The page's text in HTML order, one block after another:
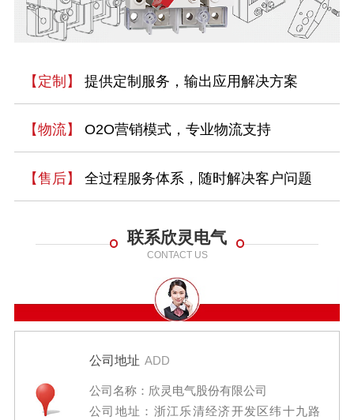
【定制】 提供定制服务，输出应用解决方案
【物流】 O2O营销模式，专业物流支持
【售后】 全过程服务体系，随时解决客户问题
联系欣灵电气
CONTACT US
公司地址 ADD
公司名称：欣灵电气股份有限公司
公司地址：浙江乐清经济开发区纬十九路